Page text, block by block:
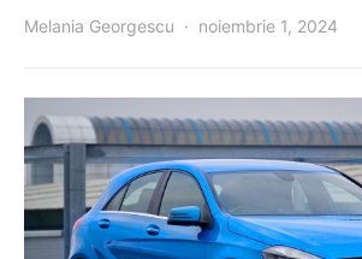
Melania Georgescu noiembrie 1, 2024